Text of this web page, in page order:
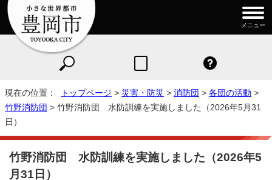
メニュー
現在の位置： トップページ > 災害・防災 > 消防団 > 各団の活動 >
竹野消防団 > 竹野消防団 水防訓練を実施しました（2026年5月31
日）
竹野消防団 水防訓練を実施しました（2026年5
月31日）